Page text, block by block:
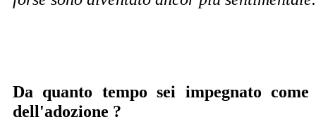
Da quanto tempo sei impegnato
dell'adozione ?